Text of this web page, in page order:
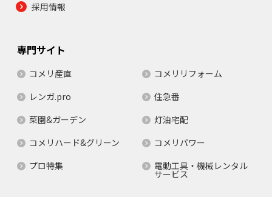
採用情報
専門サイト
コメリ産直
コメリリフォーム
レンガ.pro
住急番
菜園&ガーデン
灯油宅配
コメリハード&グリーン
コメリパワー
プロ特集
電動工具・機械レンタル
サービス